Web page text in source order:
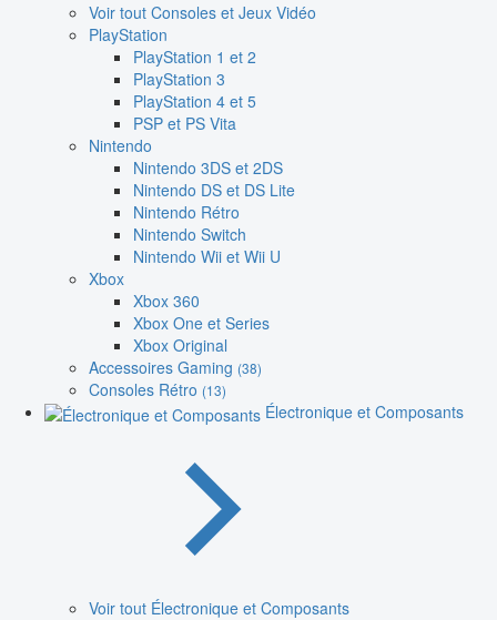
Voir tout Consoles et Jeux Vidéo
PlayStation
PlayStation 1 et 2
PlayStation 3
PlayStation 4 et 5
PSP et PS Vita
Nintendo
Nintendo 3DS et 2DS
Nintendo DS et DS Lite
Nintendo Rétro
Nintendo Switch
Nintendo Wii et Wii U
Xbox
Xbox 360
Xbox One et Series
Xbox Original
Accessoires Gaming (38)
Consoles Rétro (13)
Électronique et Composants
Voir tout Électronique et Composants